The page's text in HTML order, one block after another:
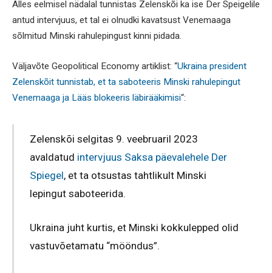
Alles eelmisel nädalal tunnistas Zelenskõi ka ise Der Speigelile
antud intervjuus, et tal ei olnudki kavatsust Venemaaga
sõlmitud Minski rahulepingust kinni pidada.
Väljavõte Geopolitical Economy artiklist: “Ukraina president
Zelenskõit tunnistab, et ta saboteeris Minski rahulepingut
Venemaaga ja Lääs blokeeris läbirääkimisi“:
Zelenskõi selgitas 9. veebruaril 2023
avaldatud intervjuus Saksa päevalehele Der
Spiegel, et ta otsustas tahtlikult Minski
lepingut saboteerida.
Ukraina juht kurtis, et Minski kokkulepped olid
vastuvõetamatu “mööndus”.